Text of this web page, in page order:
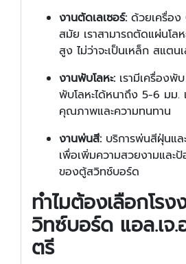
งานตัดเลเซอร์: ด้วยเครื่อ
สมัย เราสามารถตัดแผ่นโล
สูง ไม่ว่าจะเป็นเหล็ก สแต
งานพับโลหะ: เรามีเครื่องพั
พับโลหะได้หนาถึง 5-6 มม.
คุณภาพและความทนทาน
งานพ่นสี: บริการพ่นสีฝุ่นแล
เพื่อเพิ่มความสวยงามและ
ของตู้สวิทช์บอร์ด
ทำไมต้องเลือกโร
วิทซ์บอร์ด แอล.เจ
ตรี